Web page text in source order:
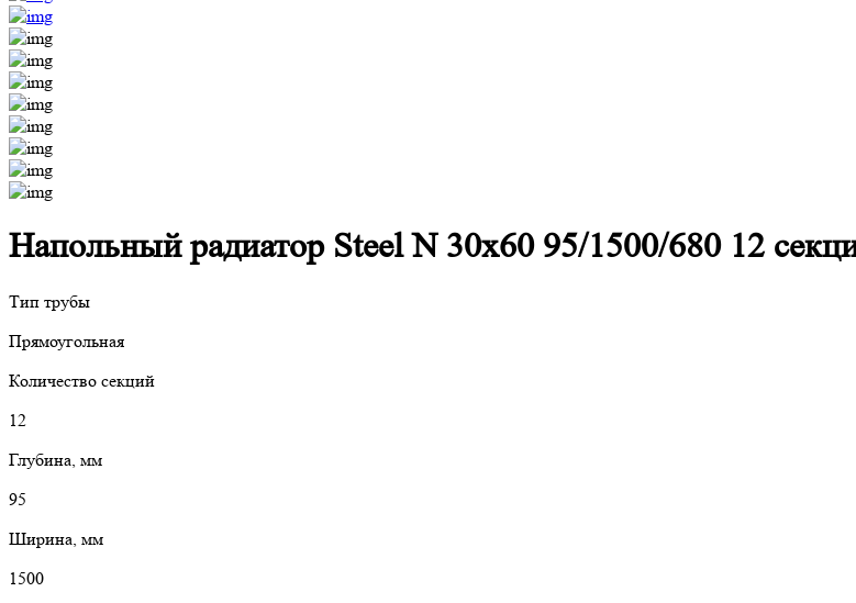
Напольный радиатор Steel N 30х60 95/1500/680 12
Тип трубы
Прямоугольная
Количество секций
12
Глубина, мм
95
Ширина, мм
1500